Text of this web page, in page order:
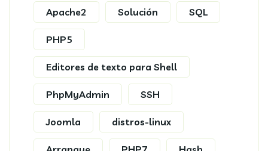
Apache2 Solución SQL
PHP5
Editores de texto para Shell
PhpMyAdmin SSH
Joomla distros-linux